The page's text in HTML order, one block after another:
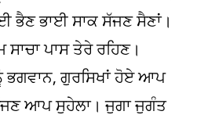
ਭੈਣ ਭਾਈ ਸਾਕ ਸੱਜਣ ਸੈਣਾਂ।
ਪਾਸ ਤੇਰੇ ਰਹਿਣ।
ਭਗਵਾਨ, ਗੁਰਸਿਖਾਂ ਹੋਏ ਆਪ
ਆਪ ਸੁਹੇਲਾ। ਜੁਗਾ ਜੁਗੰਤ